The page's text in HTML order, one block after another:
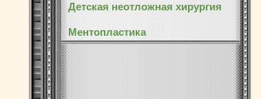
Детская неотложная хирургия
Ментопластика